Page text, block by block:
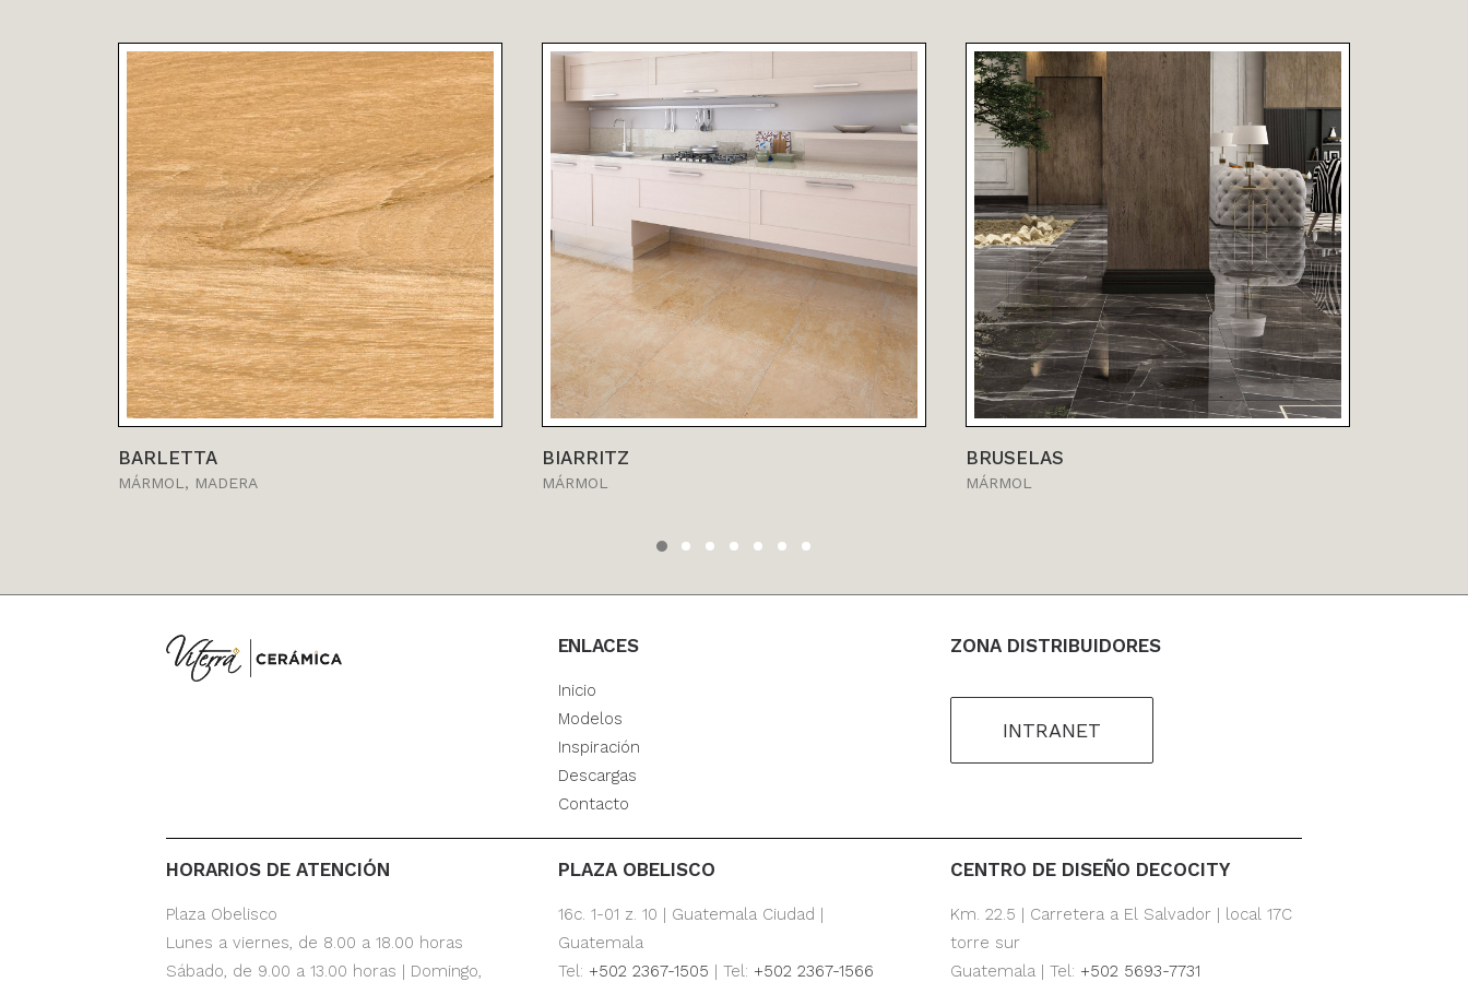
BARLETTA
MÁRMOL, MADERA
BIARRITZ
MÁRMOL
BRUSELAS
MÁRMOL
ENLACES
Inicio
Modelos
Inspiración
Descargas
Contacto
ZONA DISTRIBUIDORES
INTRANET
HORARIOS DE ATENCIÓN
Plaza Obelisco
Lunes a viernes, de 8.00 a 18.00 horas
Sábado, de 9.00 a 13.00 horas | Domingo,
PLAZA OBELISCO
16c. 1-01 z. 10 | Guatemala Ciudad |
Guatemala
Tel: +502 2367-1505 | Tel: +502 2367-1566
CENTRO DE DISEÑO DECOCITY
Km. 22.5 | Carretera a El Salvador | local 17C
torre sur
Guatemala | Tel: +502 5693-7731